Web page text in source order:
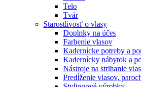
Telo
Tvár
Starostlivosť o vlasy
Doplnky na účes
Farbenie vlasov
Kadernícke potreby a
Kadernícky nábytok a
Nástroje na strihanie
Predĺženie vlasov,